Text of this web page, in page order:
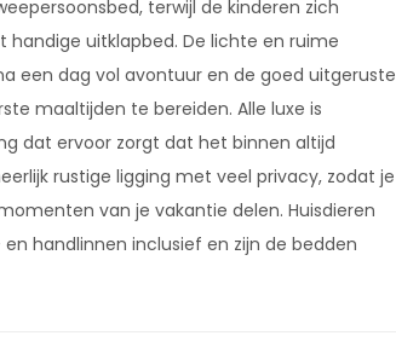
terwijl de kinderen zich
uitklapbed. De lichte en ruime
een dag vol avontuur en de goed uitgeruste
maaltijden te bereiden. Alle luxe is
dat ervoor zorgt dat het binnen altijd
rustige ligging met veel privacy, zodat je
van je vakantie delen. Huisdieren
handlinnen inclusief en zijn de bedden